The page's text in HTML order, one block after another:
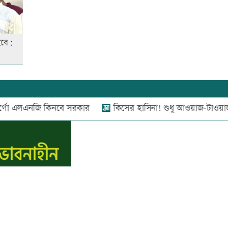
রাজধানীতে ট্রেনের ধাক্কায়
যোগাযোগ:০২-৫৫১১১৬৬০,০১৬০০৩৪৪৩৭০-৭১,
নিউজ রুম:
০১৬০০৩৪৪৩৭২,
কিনবে সরকার কিসের হাসিনা! শুধু আওয়াজ-টাওয়াজ শোনা